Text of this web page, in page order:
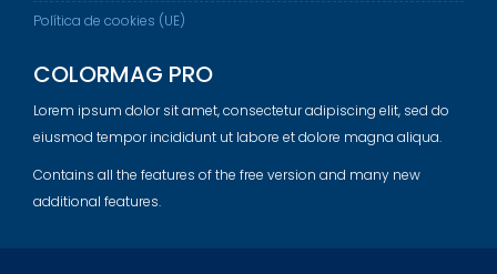
Política de cookies (UE)
COLORMAG PRO
Lorem ipsum dolor sit amet, consectetur adipiscing elit, sed do
eiusmod tempor incididunt ut labore et dolore magna aliqua.
Contains all the features of the free version and many new
additional features.